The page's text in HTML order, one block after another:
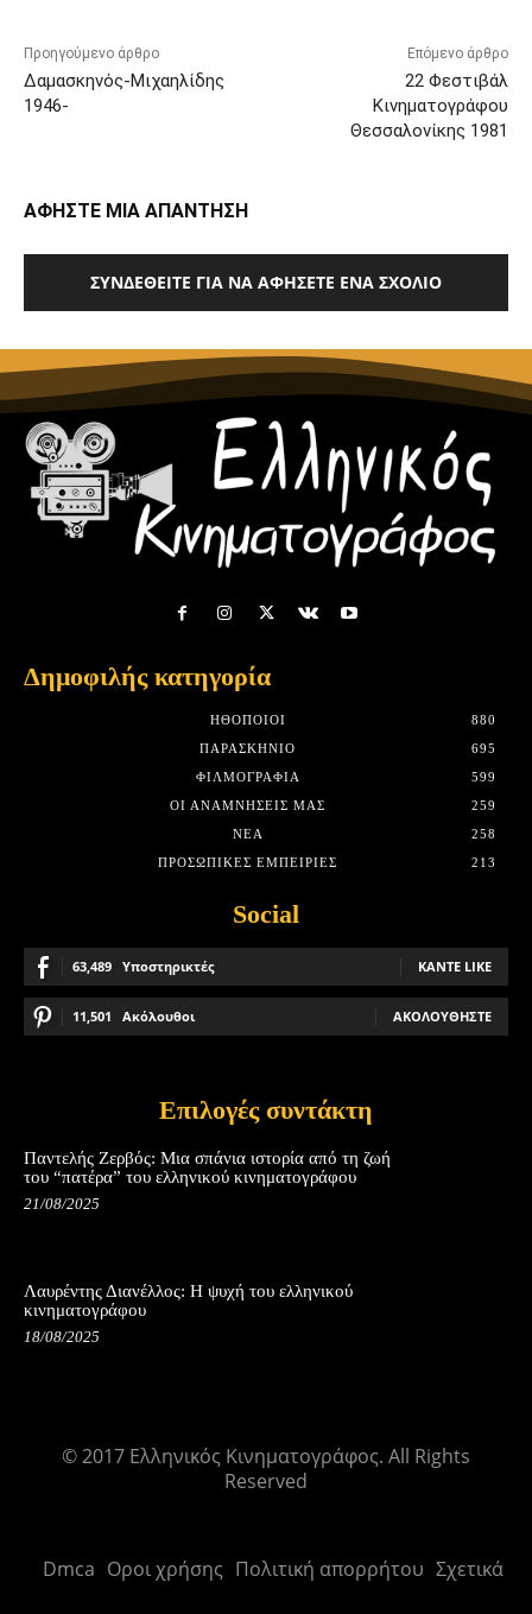
Προηγούμενο άρθρο
Δαμασκηνός-Μιχαηλίδης
1946-
Επόμενο άρθρο
22 Φεστιβάλ
Κινηματογράφου
Θεσσαλονίκης 1981
ΑΦΗΣΤΕ ΜΙΑ ΑΠΑΝΤΗΣΗ
ΣΥΝΔΕΘΕΊΤΕ ΓΙΑ ΝΑ ΑΦΉΣΕΤΕ ΈΝΑ ΣΧΌΛΙΟ
Δημοφιλής κατηγορία
HΘΟΠΟΙΟΊ
880
ΠΑΡΑΣΚΉΝΙΟ
695
ΦΙΛΜΟΓΡΑΦΊΑ
599
ΟΙ ΑΝΑΜΝΉΣΕΙΣ ΜΑΣ
259
ΝΈΑ
258
ΠΡΟΣΩΠΙΚΈΣ ΕΜΠΕΙΡΊΕΣ
213
Social
63,489 Υποστηρικτές ΚΆΝΤΕ LIKE
11,501 Ακόλουθοι ΑΚΟΛΟΥΘΉΣΤΕ
Επιλογές συντάκτη
Παντελής Ζερβός: Μια σπάνια ιστορία από τη ζωή
του “πατέρα” του ελληνικού κινηματογράφου
21/08/2025
Λαυρέντης Διανέλλος: Η ψυχή του ελληνικού
κινηματογράφου
18/08/2025
© 2017 Ελληνικός Κινηματογράφος. All Rights
Reserved
Dmca Οροι χρήσης Πολιτική απορρήτου Σχετικά